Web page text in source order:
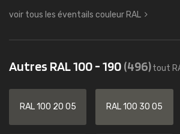
voir tous les éventails couleur RAL
Autres RAL 100 - 190(496)tout
RAL 100 20 05 RAL 100 30 05